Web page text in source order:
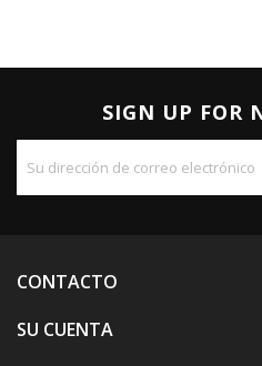
SIGN UP FOR
CONTACTO
SU CUENTA